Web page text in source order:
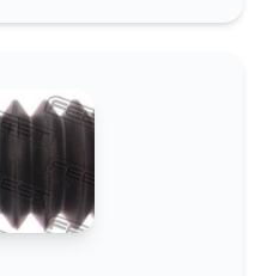
925